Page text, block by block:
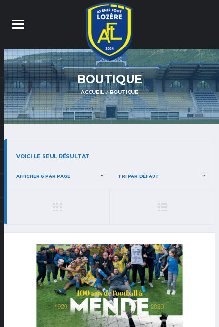
BOUTIQUE
ACCUEIL BOUTIQUE
VOICI LE SEUL RÉSULTAT